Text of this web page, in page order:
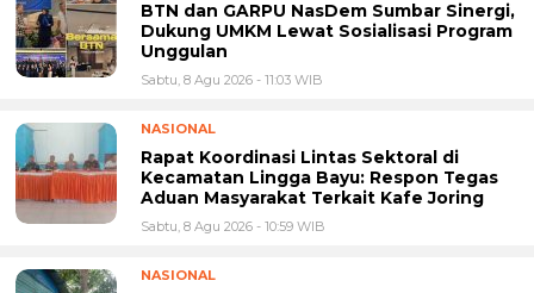
BTN dan GARPU NasDem Sumbar Sinergi,
Dukung UMKM Lewat Sosialisasi Program
Unggulan
Sabtu, 8 Agu 2026 - 11:03 WIB
NASIONAL
Rapat Koordinasi Lintas Sektoral di
Kecamatan Lingga Bayu: Respon Tegas
Aduan Masyarakat Terkait Kafe Joring
Sabtu, 8 Agu 2026 - 10:59 WIB
NASIONAL